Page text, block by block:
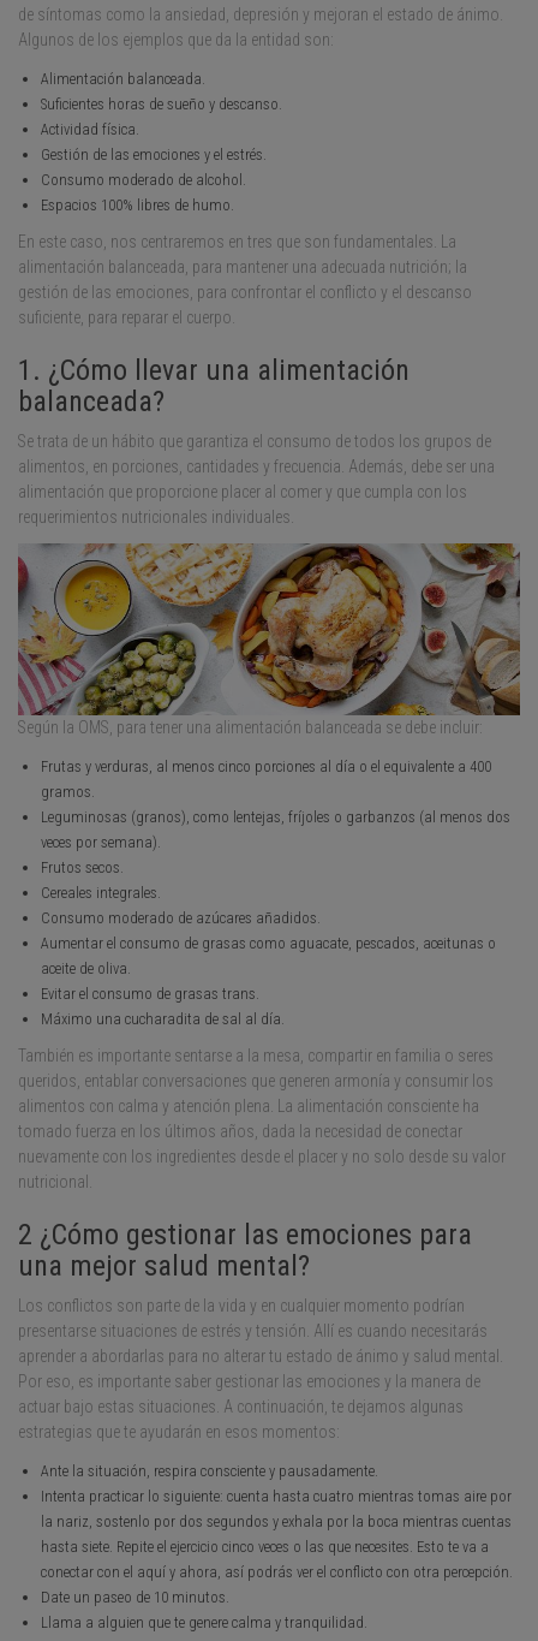
de síntomas como la ansiedad, depresión y mejoran el estado de ánimo.
Algunos de los ejemplos que da la entidad son:
Alimentación balanceada.
Suficientes horas de sueño y descanso.
Actividad física.
Gestión de las emociones y el estrés.
Consumo moderado de alcohol.
Espacios 100% libres de humo.
En este caso, nos centraremos en tres que son fundamentales. La
alimentación balanceada, para mantener una adecuada nutrición; la
gestión de las emociones, para confrontar el conflicto y el descanso
suficiente, para reparar el cuerpo.
1. ¿Cómo llevar una alimentación
balanceada?
Se trata de un hábito que garantiza el consumo de todos los grupos de
alimentos, en porciones, cantidades y frecuencia. Además, debe ser una
alimentación que proporcione placer al comer y que cumpla con los
requerimientos nutricionales individuales.
Según la OMS, para tener una alimentación balanceada se debe incluir:
Frutas y verduras, al menos cinco porciones al día o el equivalente a 400
gramos.
Leguminosas (granos), como lentejas, fríjoles o garbanzos (al menos dos
veces por semana).
Frutos secos.
Cereales integrales.
Consumo moderado de azúcares añadidos.
Aumentar el consumo de grasas como aguacate, pescados, aceitunas o
aceite de oliva.
Evitar el consumo de grasas trans.
Máximo una cucharadita de sal al día.
También es importante sentarse a la mesa, compartir en familia o seres
queridos, entablar conversaciones que generen armonía y consumir los
alimentos con calma y atención plena. La alimentación consciente ha
tomado fuerza en los últimos años, dada la necesidad de conectar
nuevamente con los ingredientes desde el placer y no solo desde su valor
nutricional.
2 ¿Cómo gestionar las emociones para
una mejor salud mental?
Los conflictos son parte de la vida y en cualquier momento podrían
presentarse situaciones de estrés y tensión. Allí es cuando necesitarás
aprender a abordarlas para no alterar tu estado de ánimo y salud mental.
Por eso, es importante saber gestionar las emociones y la manera de
actuar bajo estas situaciones. A continuación, te dejamos algunas
estrategias que te ayudarán en esos momentos:
Ante la situación, respira consciente y pausadamente.
Intenta practicar lo siguiente: cuenta hasta cuatro mientras tomas aire por
la nariz, sostenlo por dos segundos y exhala por la boca mientras cuentas
hasta siete. Repite el ejercicio cinco veces o las que necesites. Esto te va a
conectar con el aquí y ahora, así podrás ver el conflicto con otra percepción.
Date un paseo de 10 minutos.
Llama a alguien que te genere calma y tranquilidad.